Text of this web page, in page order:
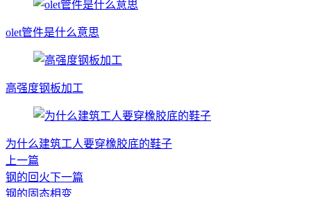
olet管件是什么意思
高强度钢板加工
为什么建筑工人要穿橡胶底的鞋子
上一篇
钢的回火下一篇
钢的固态相变